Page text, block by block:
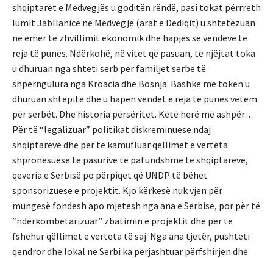
shqiptarët e Medvegjës u goditën rëndë, pasi tokat përrreth
lumit Jabllanicë në Medvegjë (arat e Dediqit) u shtetëzuan
në emër të zhvillimit ekonomik dhe hapjes së vendeve të
reja të punës. Ndërkohë, në vitet që pasuan, të njëjtat toka
u dhuruan nga shteti serb për familjet serbe të
shpërngulura nga Kroacia dhe Bosnja. Bashkë me tokën u
dhuruan shtëpitë dhe u hapën vendet e reja të punës vetëm
për serbët. Dhe historia përsëritet. Këtë herë më ashpër…
Për të “legalizuar” politikat diskreminuese ndaj
shqiptarëve dhe për të kamufluar qëllimet e vërteta
shpronësuese të pasurive të patundshme të shqiptarëve,
qeveria e Serbisë po përpiqet që UNDP të bëhet
sponsorizuese e projektit. Kjo kërkesë nuk vjen për
mungesë fondesh apo mjetesh nga ana e Serbisë, por për të
“ndërkombëtarizuar” zbatimin e projektit dhe për të
fshehur qëllimet e verteta të saj. Nga ana tjetër, pushteti
qendror dhe lokal në Serbi ka përjashtuar përfshirjen dhe